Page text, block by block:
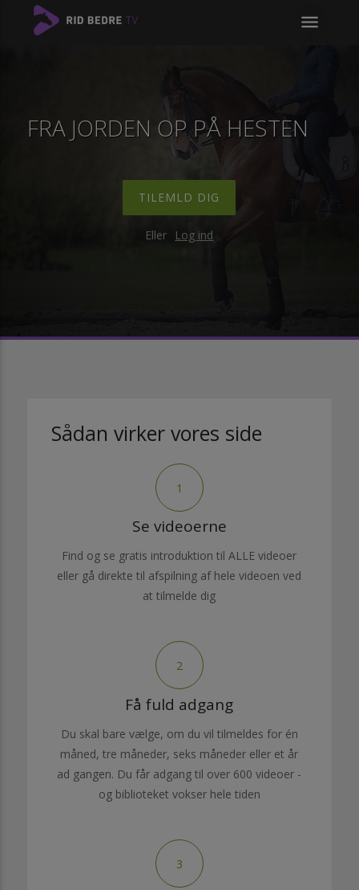
menu
FRA JORDEN OP PÅ HESTEN
TILEMLD DIG
Eller Log ind
Sådan virker vores side
1
Se videoerne
Find og se gratis introduktion til ALLE videoer
eller gå direkte til afspilning af hele videoen ved
at tilmelde dig
2
Få fuld adgang
Du skal bare vælge, om du vil tilmeldes for én
måned, tre måneder, seks måneder eller et år
ad gangen. Du får adgang til over 600 videoer -
og biblioteket vokser hele tiden
3